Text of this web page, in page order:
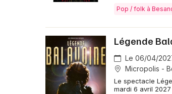
Pop / folk à
Légende
Le 06/04/
Micropolis -
Le spectacle
mardi 6 avril